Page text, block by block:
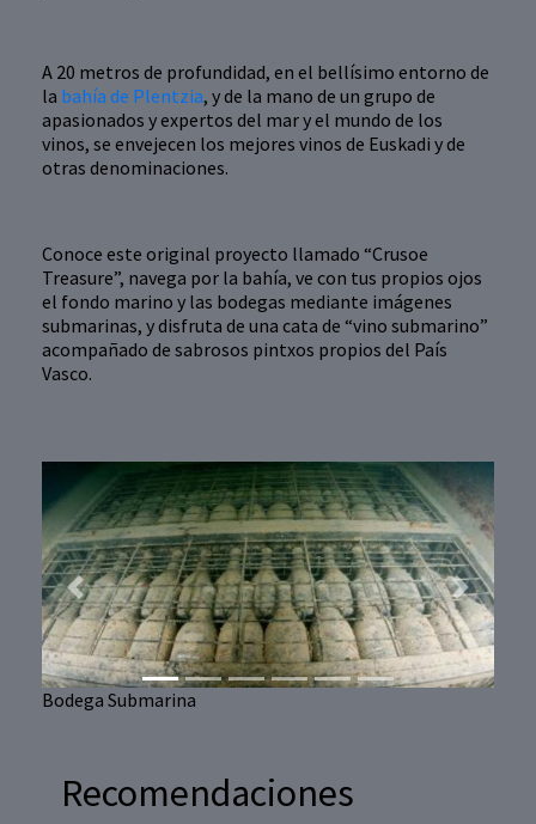
A 20 metros de profundidad, en el bellísimo entorno de
la bahía de Plentzia, y de la mano de un grupo de
apasionados y expertos del mar y el mundo de los
vinos, se envejecen los mejores vinos de Euskadi y de
otras denominaciones.
Conoce este original proyecto llamado “Crusoe
Treasure”, navega por la bahía, ve con tus propios ojos
el fondo marino y las bodegas mediante imágenes
submarinas, y disfruta de una cata de “vino submarino”
acompañado de sabrosos pintxos propios del País
Vasco.
Bodega Submarina
Previous Next
Recomendaciones